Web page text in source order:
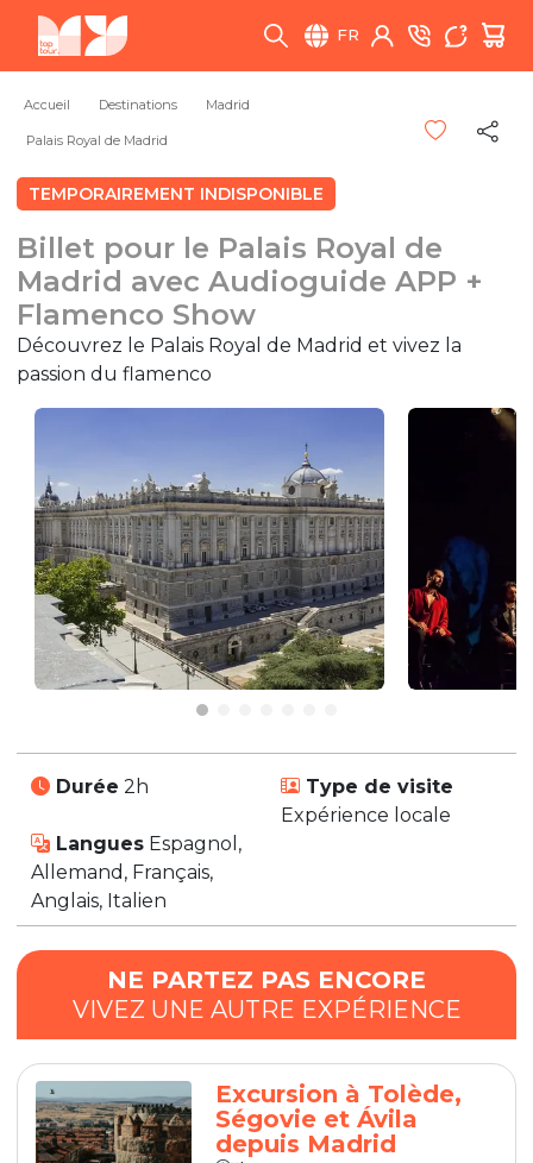
FR
Accueil Destinations Madrid
Palais Royal de Madrid
TEMPORAIREMENT INDISPONIBLE
Billet pour le Palais Royal de
Madrid avec Audioguide APP +
Flamenco Show
Découvrez le Palais Royal de Madrid et vivez la
passion du flamenco
Durée 2h
Type de visite
Expérience locale
Langues Espagnol,
Allemand, Français,
Anglais, Italien
NE PARTEZ PAS ENCORE
VIVEZ UNE AUTRE EXPÉRIENCE
Excursion à Tolède,
Ségovie et Ávila
depuis Madrid